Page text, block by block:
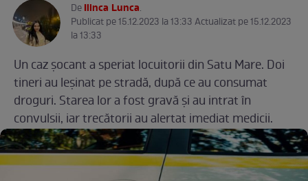
DeIlinca Lunca.
Publicat pe 15.12.2023 la 13:33 Actualizat pe 15.12.2023
la 13:33
Un caz șocant a speriat locuitorii din Satu Mare. Doi
tineri au leșinat pe stradă, după ce au consumat
droguri. Starea lor a fost gravă și au intrat în
convulsii, iar trecătorii au alertat imediat medicii.